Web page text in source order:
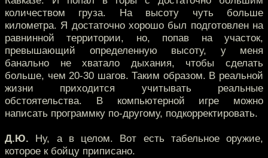
количеством груза. На высоту чуть больше
километра. Я достаточно хорошо был подготовлен на
равнинной территории, но, попав на участок,
превышающий определенную высоту, у меня
банально не хватало дыхания, чтобы сделать
больше, чем 20-30 шагов. Таким образом. В реальной
жизни приходится учитывать реальные
обстоятельства. В компьютерной игре можно
написать программку по-другому, подкорректировать.
Д.Ю. Ну, а в целом. Вот есть табельное оружие,
которое к бойцу приписано.